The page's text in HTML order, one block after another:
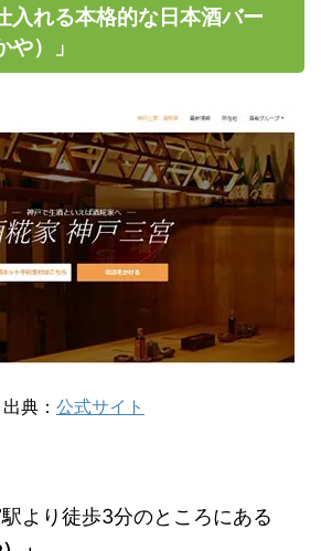
入れる本格的な日本酒バー
や）」
出典： 公式サイト
より徒歩3分のところにある